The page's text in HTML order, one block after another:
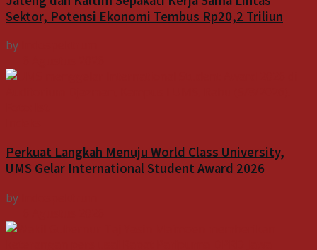
Sektor, Potensi Ekonomi Tembus Rp20,2 Triliun
by
Perkuat Langkah Menuju World Class University,
UMS Gelar International Student Award 2026
by